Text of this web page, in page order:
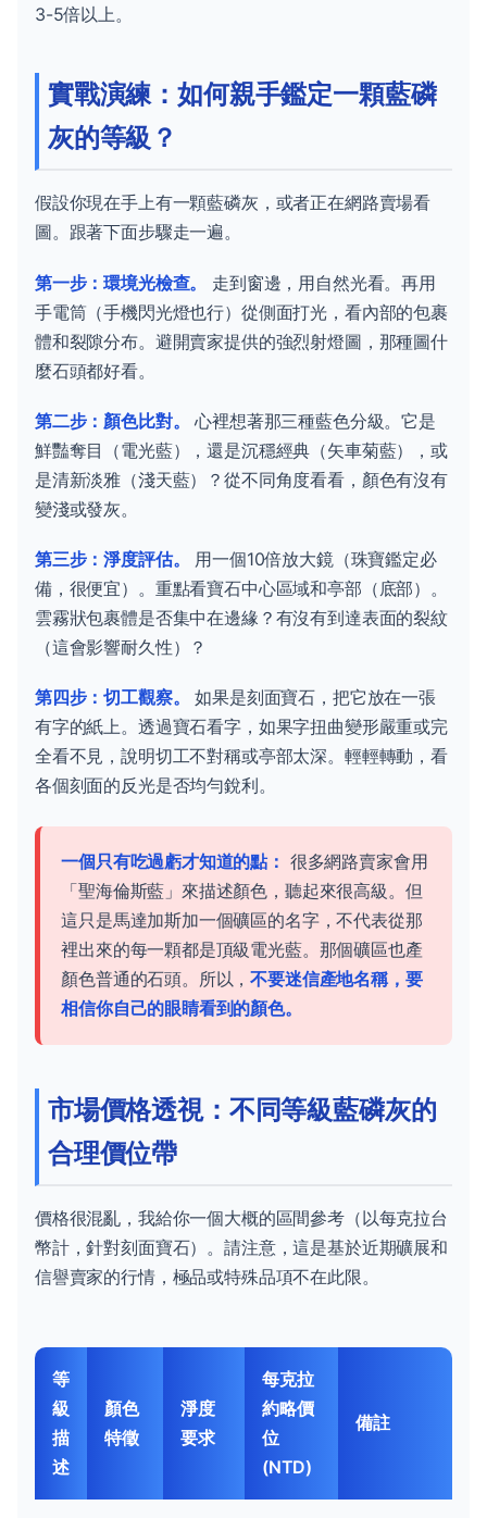
3-5倍以上。
實戰演練：如何親手鑑定一顆藍磷
灰的等級？
假設你現在手上有一顆藍磷灰，或者正在網路賣場看
圖。跟著下面步驟走一遍。
第一步：環境光檢查。
走到窗邊，用自然光看。再用
手電筒（手機閃光燈也行）從側面打光，看內部的包裹
體和裂隙分布。避開賣家提供的強烈射燈圖，那種圖什
麼石頭都好看。
第二步：顏色比對。
心裡想著那三種藍色分級。它是
鮮豔奪目（電光藍），還是沉穩經典（矢車菊藍），或
是清新淡雅（淺天藍）？從不同角度看看，顏色有沒有
變淺或發灰。
第三步：淨度評估。
用一個10倍放大鏡（珠寶鑑定必
備，很便宜）。重點看寶石中心區域和亭部（底部）。
雲霧狀包裹體是否集中在邊緣？有沒有到達表面的裂紋
（這會影響耐久性）？
第四步：切工觀察。
如果是刻面寶石，把它放在一張
有字的紙上。透過寶石看字，如果字扭曲變形嚴重或完
全看不見，說明切工不對稱或亭部太深。輕輕轉動，看
各個刻面的反光是否均勻銳利。
一個只有吃過虧才知道的點： 很多網路賣家會用
「聖海倫斯藍」來描述顏色，聽起來很高級。但
這只是馬達加斯加一個礦區的名字，不代表從那
裡出來的每一顆都是頂級電光藍。那個礦區也產
顏色普通的石頭。所以，不要迷信產地名稱，要
相信你自己的眼睛看到的顏色。
市場價格透視：不同等級藍磷灰的
合理價位帶
價格很混亂，我給你一個大概的區間參考（以每克拉台
幣計，針對刻面寶石）。請注意，這是基於近期礦展和
信譽賣家的行情，極品或特殊品項不在此限。
等
級
描
述
顏色
特徵
淨度
要求
每克拉
約略價
位
(NTD)
備註